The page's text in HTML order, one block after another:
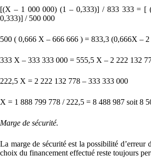
[(X – 1 000 000) (1 – 0,333)] / 833 333 = [
0,333)] / 500 000
500 ( 0,666 X – 666 666 ) = 833,3 (0,666X –
333 X – 333 333 000 = 555,5 X – 2 222 132
222,5 X = 2 222 132 778 – 333 333 000
X = 1 888 799 778 / 222,5 = 8 488 987 soit 8
Marge de sécurité.
La marge de sécurité est la possibilité d’erreur
choix du financement effectué reste toujours